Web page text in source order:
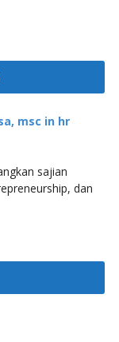
msc in hr
sajian
dan